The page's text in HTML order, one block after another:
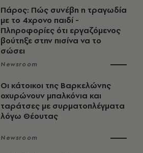
Πάρος: Πώς συνέβη η τραγωδία
με το 4χρονο παιδί -
Πληροφορίες ότι εργαζόμενος
βούτηξε στην πισίνα να το
σώσει
Newsroom
Οι κάτοικοι της Βαρκελώνης
οχυρώνουν μπαλκόνια και
ταράτσες με συρματοπλέγματα
λόγω Θέουτας
Newsroom